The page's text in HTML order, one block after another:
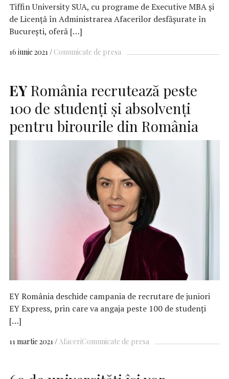
Tiffin University SUA, cu programe de Executive MBA și
de Licență în Administrarea Afacerilor desfășurate în
București, oferă […]
16 iunie 2021 Comunicate de presa
EYRomânia recrutează peste
100 de studenți și absolvenți
pentru birourile din România
EY România deschide campania de recrutare de juniori
EY Express, prin care va angaja peste 100 de studenți
[…]
11 martie 2021 AfaceriComunicate de presa